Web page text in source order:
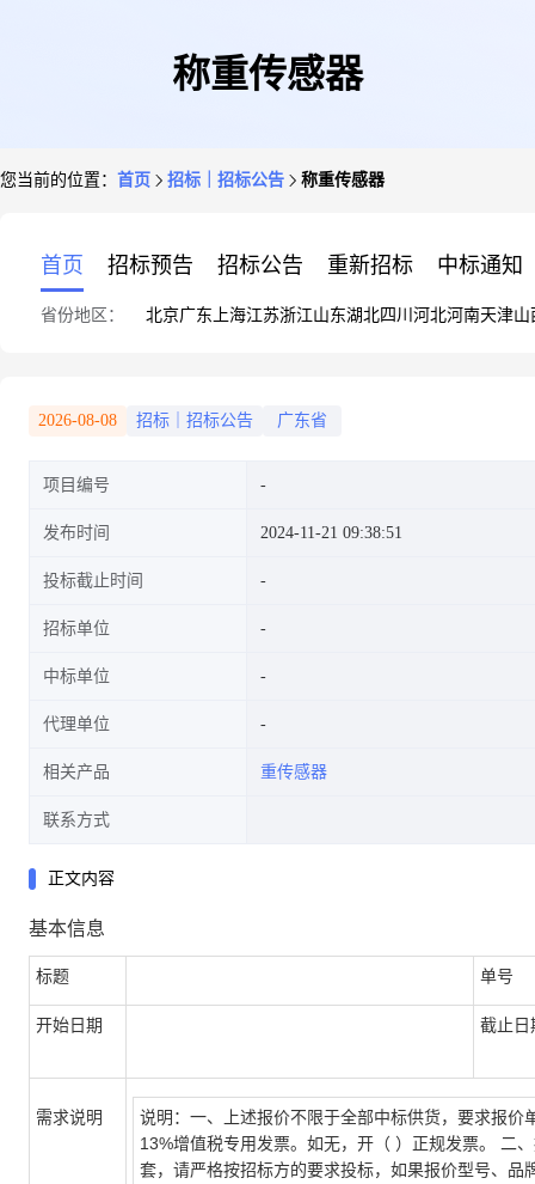
称重传感器
您当前的位置： 首页 招标｜招标公告 称重传感器
首页 招标预告 招标公告 重新招标 中标通知
省份地区： 北京广东 上海江苏浙江山东湖北四川 河北河南天津山
2026-08-08 招标｜招标公告 广东省
项目编号
发布时间 2024-11-21 09:38:51
投标截止时间
招标单位
中标单位
代理单位
相关产品 重传感器
联系方式
正文内容
基本信息
标题 单号
开始日期 截止日
需求说明
说明：一、上述报价不限于全部中标供货，要求报
13%增值税专用发票。如无，开（ ）正规发票。 二
套，请严格按招标方的要求投标，如果报价型号、